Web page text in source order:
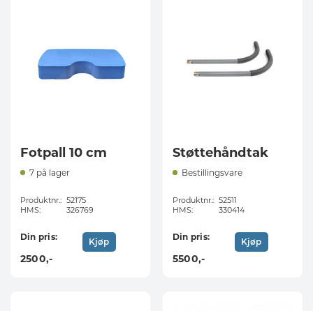
Fotpall 10 cm
7 på lager
Produktnr.: 52175
HMS:
326769
Din pris:
2500,-
Kjøp
Støttehåndtak
Bestillingsvare
Produktnr.: 52511
HMS:
330414
Din pris:
5500,-
Kjøp